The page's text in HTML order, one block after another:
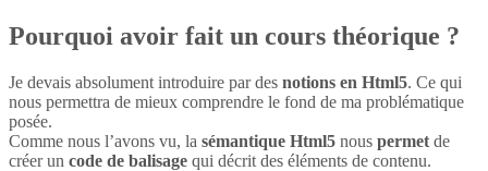
Pourquoi avoir fait un cours théorique ?
Je devais absolument introduire par des notions en Html5. Ce qui
nous permettra de mieux comprendre le fond de ma problématique
posée.
Comme nous l’avons vu, la sémantique Html5 nous permet de
créer un code de balisage qui décrit des éléments de contenu.